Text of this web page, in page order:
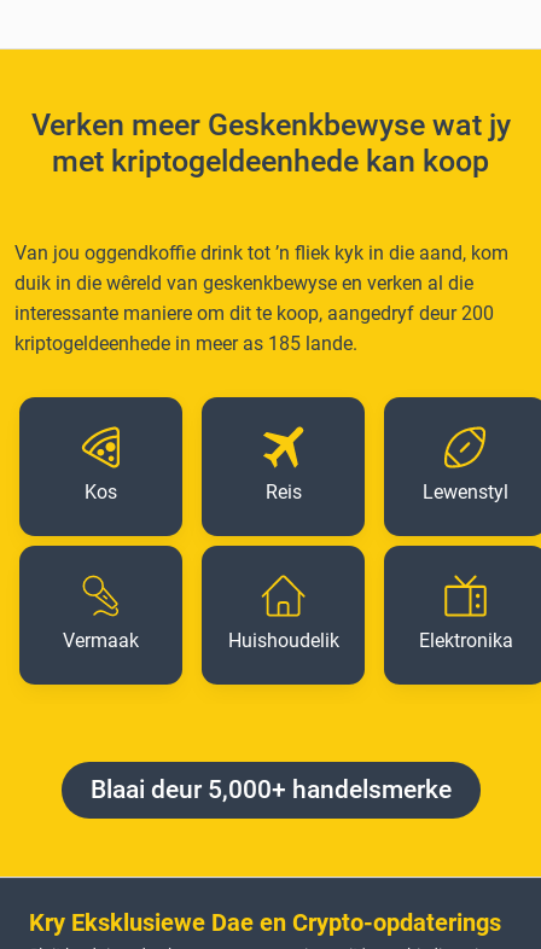
Verken meer Geskenkbewyse wat jy
met kriptogeldeenhede kan koop
Van jou oggendkoffie drink tot ’n fliek kyk in die aand, kom
duik in die wêreld van geskenkbewyse en verken al die
interessante maniere om dit te koop, aangedryf deur 200
kriptogeldeenhede in meer as 185 lande.
Kos Reis Lewenstyl
Vermaak Huishoudelik Elektronika
Blaai deur 5,000+ handelsmerke
Kry Eksklusiewe Dae en Crypto-opdaterings